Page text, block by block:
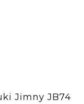
Jimny JB74